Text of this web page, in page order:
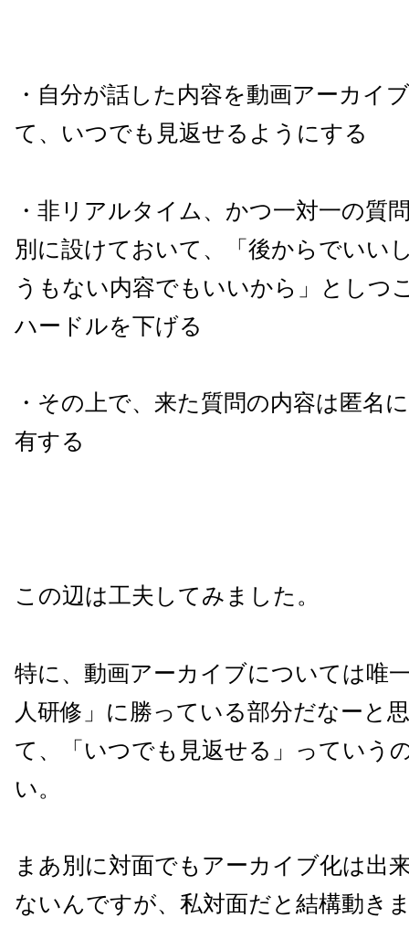
・自分が話した内容を動画アーカイ
て、いつでも見返せるようにする
・非リアルタイム、かつ一対一の質
別に設けておいて、「後からでいい
うもない内容でもいいから」としつ
ハードルを下げる
・その上で、来た質問の内容は匿名
有する
この辺は工夫してみました。
特に、動画アーカイブについては唯
人研修」に勝っている部分だなーと
て、「いつでも見返せる」っていう
い。
まあ別に対面でもアーカイブ化は出
ないんですが、私対面だと結構動き